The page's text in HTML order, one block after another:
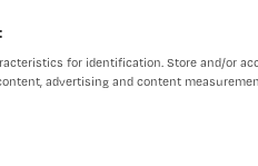
hoeven zich
van de
for identification. Store and/or
advertising and content